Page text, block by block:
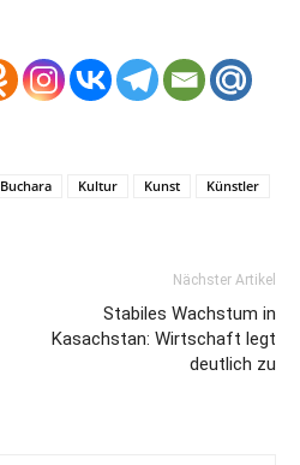
Buchara Kultur Kunst
Künstler
Nächster Artikel
Stabiles Wachstum in
Kasachstan: Wirtschaft legt
deutlich zu